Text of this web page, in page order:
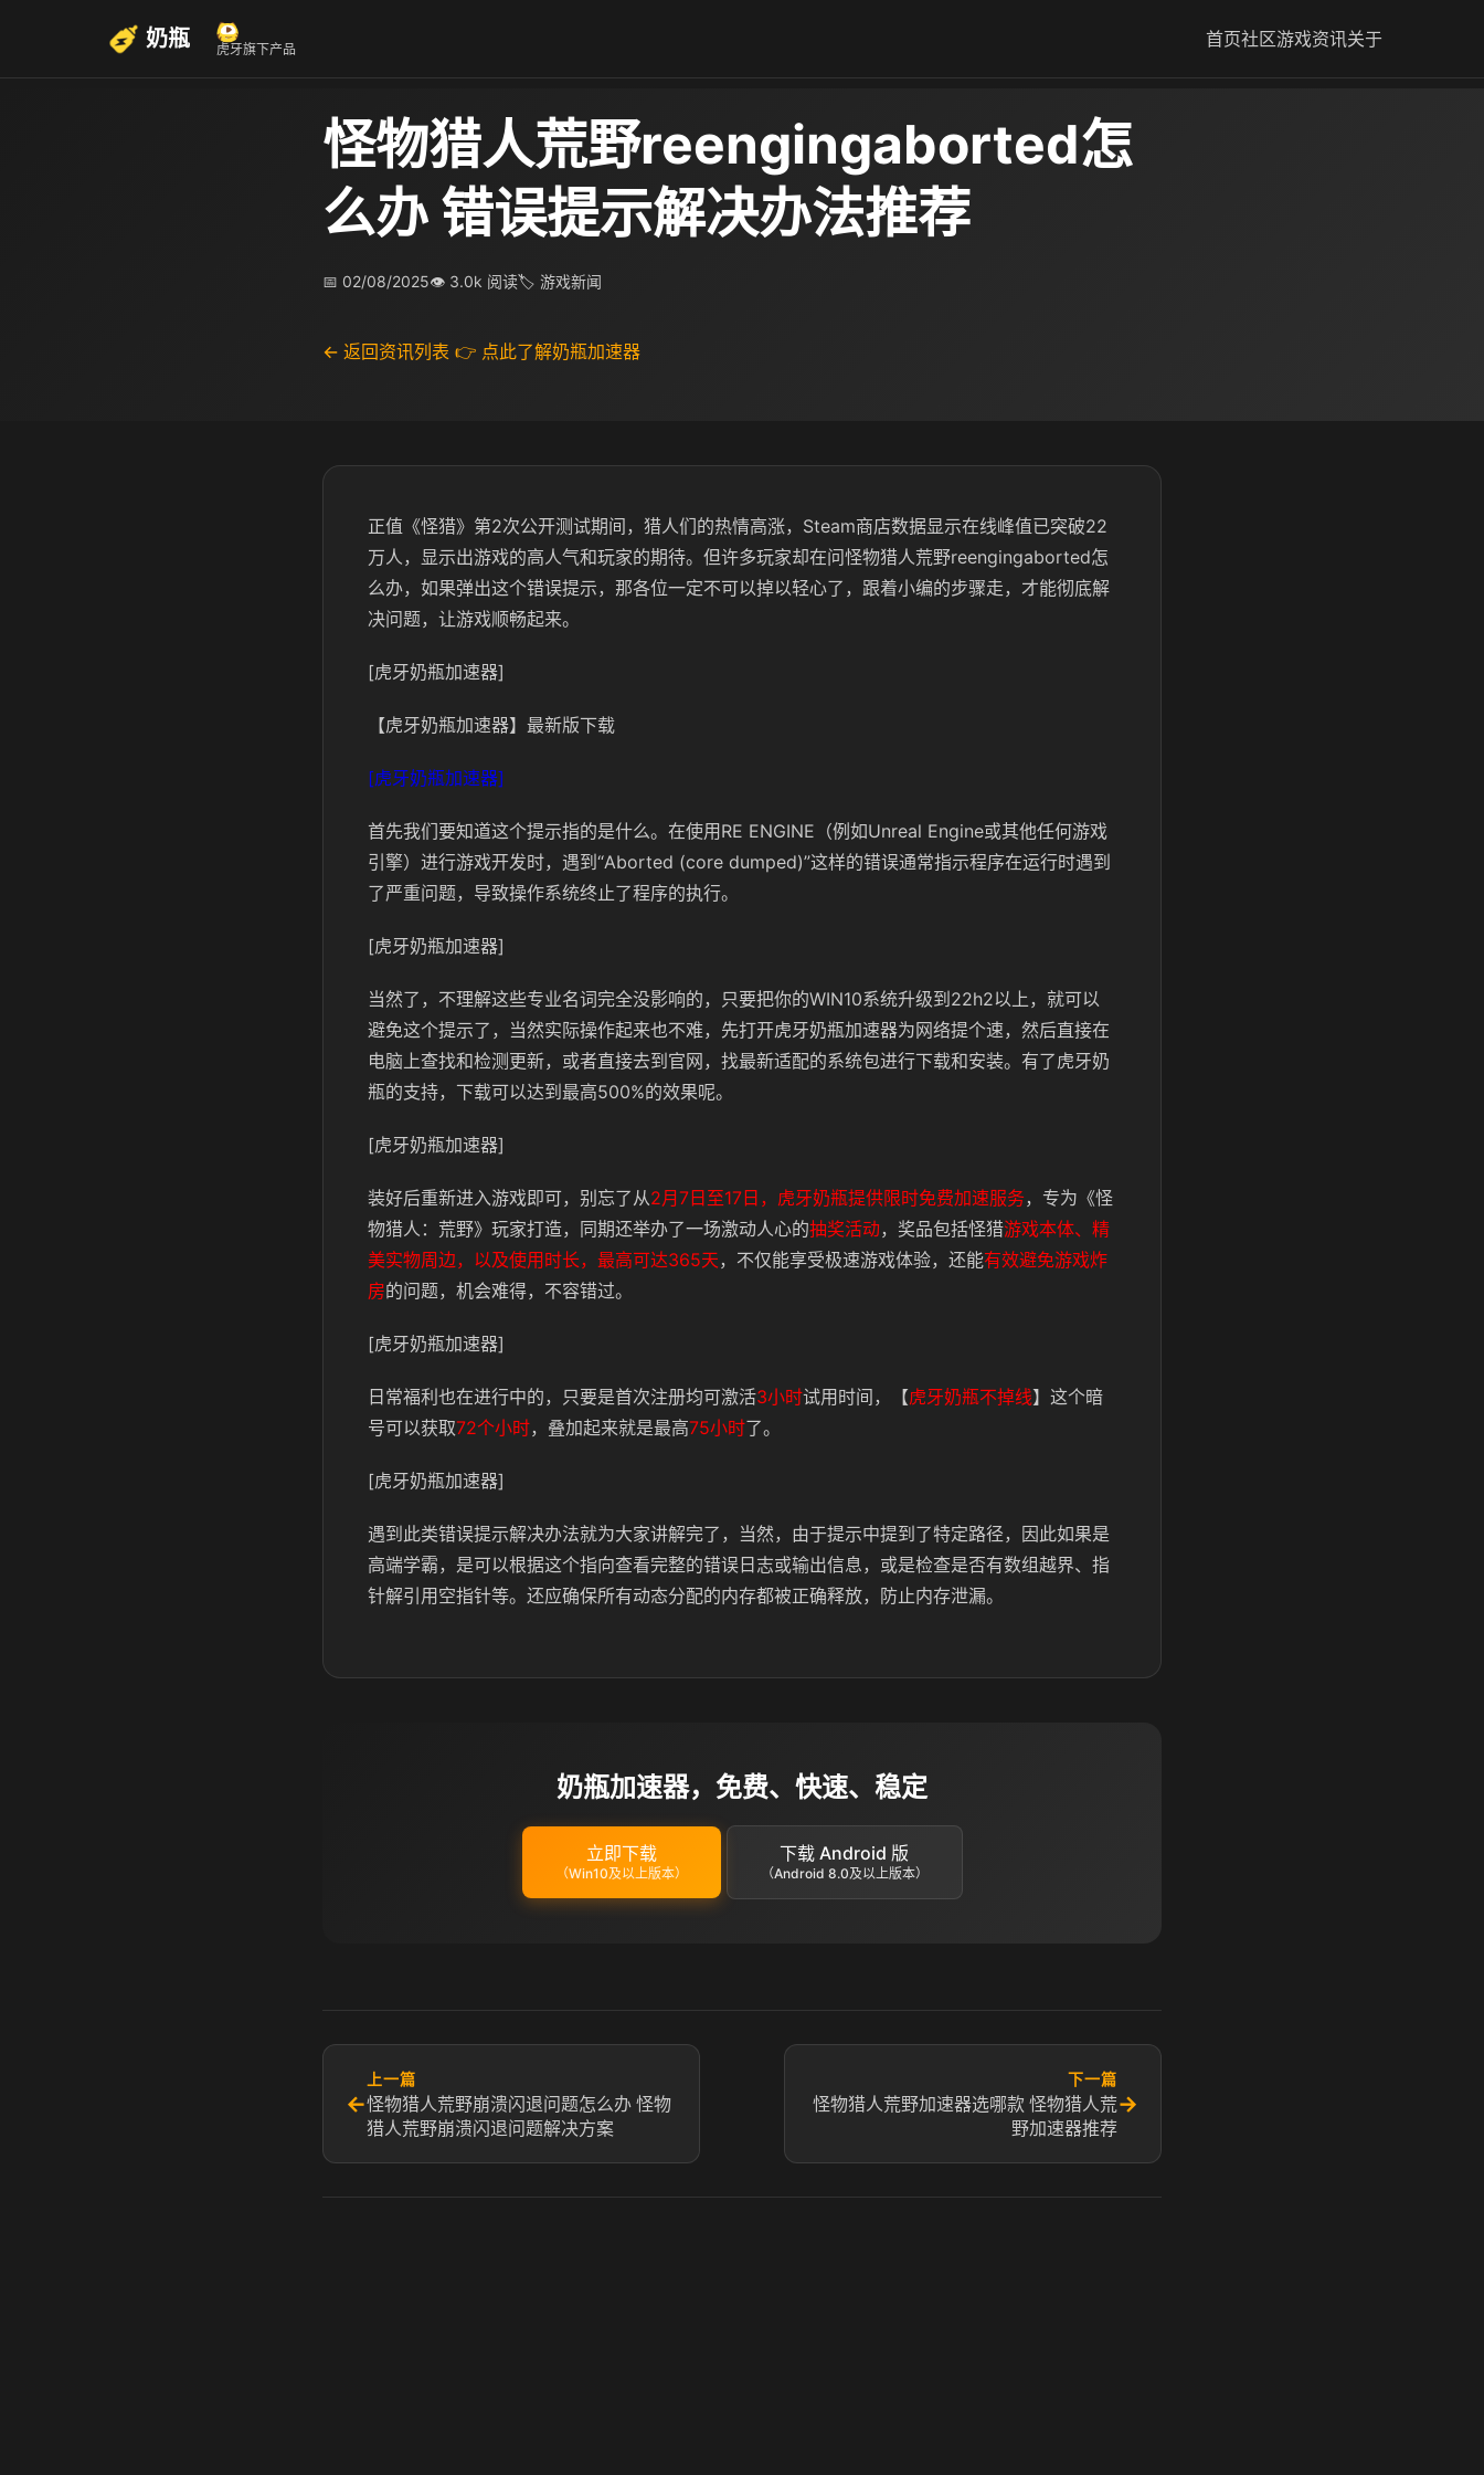
奶瓶 虎牙旗下产品 首页社区游戏资讯关于
怪物猎人荒野reengingaborted怎
么办 错误提示解决办法推荐
📅 02/08/2025👁 3.0k 阅读🏷 游戏新闻
← 返回资讯列表 👉 点此了解奶瓶加速器
正值《怪猎》第2次公开测试期间，猎人们的热情高涨，Steam商店数据显示在线峰值已突破22
万人，显示出游戏的高人气和玩家的期待。但许多玩家却在问怪物猎人荒野reengingaborted怎
么办，如果弹出这个错误提示，那各位一定不可以掉以轻心了，跟着小编的步骤走，才能彻底解
决问题，让游戏顺畅起来。
[虎牙奶瓶加速器]
【虎牙奶瓶加速器】最新版下载
[虎牙奶瓶加速器]
首先我们要知道这个提示指的是什么。在使用RE ENGINE（例如Unreal Engine或其他任何游戏
引擎）进行游戏开发时，遇到“Aborted (core dumped)”这样的错误通常指示程序在运行时遇到
了严重问题，导致操作系统终止了程序的执行。
[虎牙奶瓶加速器]
当然了，不理解这些专业名词完全没影响的，只要把你的WIN10系统升级到22h2以上，就可以
避免这个提示了，当然实际操作起来也不难，先打开虎牙奶瓶加速器为网络提个速，然后直接在
电脑上查找和检测更新，或者直接去到官网，找最新适配的系统包进行下载和安装。有了虎牙奶
瓶的支持，下载可以达到最高500%的效果呢。
[虎牙奶瓶加速器]
装好后重新进入游戏即可，别忘了从2月7日至17日，虎牙奶瓶提供限时免费加速服务，专为《怪
物猎人：荒野》玩家打造，同期还举办了一场激动人心的抽奖活动，奖品包括怪猎游戏本体、精
美实物周边，以及使用时长，最高可达365天 ，不仅能享受极速游戏体验，还能有效避免游戏炸
房的问题，机会难得，不容错过。
[虎牙奶瓶加速器]
日常福利也在进行中的，只要是首次注册均可激活3小时试用时间，【虎牙奶瓶不掉线】这个暗
号可以获取72个小时，叠加起来就是最高75小时了。
[虎牙奶瓶加速器]
遇到此类错误提示解决办法就为大家讲解完了，当然，由于提示中提到了特定路径，因此如果是
高端学霸，是可以根据这个指向查看完整的错误日志或输出信息，或是检查是否有数组越界、指
针解引用空指针等。还应确保所有动态分配的内存都被正确释放，防止内存泄漏。
奶瓶加速器，免费、快速、稳定
立即下载
（Win10及以上版本）
下载 Android 版
（Android 8.0及以上版本）
←
上一篇
怪物猎人荒野崩溃闪退问题怎么办 怪物
猎人荒野崩溃闪退问题解决方案
下一篇
怪物猎人荒野加速器选哪款 怪物猎人荒
野加速器推荐
→